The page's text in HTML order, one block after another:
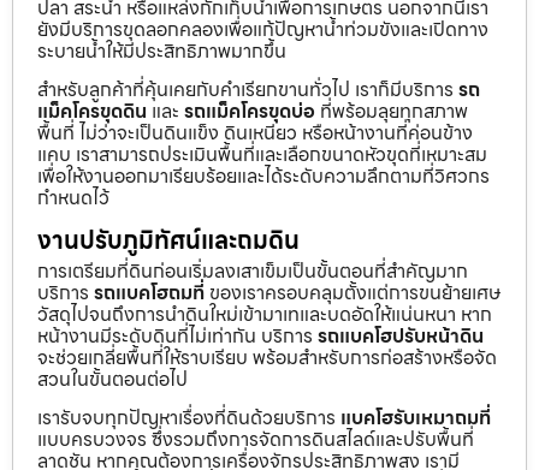
ปลา สระน้ำ หรือแหล่งกักเก็บน้ำเพื่อการเกษตร นอกจากนี้เรา
ยังมีบริการขุดลอกคลองเพื่อแก้ปัญหาน้ำท่วมขังและเปิดทาง
ระบายน้ำให้มีประสิทธิภาพมากขึ้น
สำหรับลูกค้าที่คุ้นเคยกับคำเรียกขานทั่วไป เราก็มีบริการ รถ
แม็คโครขุดดิน และ รถแม็คโครขุดบ่อ ที่พร้อมลุยทุกสภาพ
พื้นที่ ไม่ว่าจะเป็นดินแข็ง ดินเหนียว หรือหน้างานที่ค่อนข้าง
แคบ เราสามารถประเมินพื้นที่และเลือกขนาดหัวขุดที่เหมาะสม
เพื่อให้งานออกมาเรียบร้อยและได้ระดับความลึกตามที่วิศวกร
กำหนดไว้
งานปรับภูมิทัศน์และถมดิน
การเตรียมที่ดินก่อนเริ่มลงเสาเข็มเป็นขั้นตอนที่สำคัญมาก
บริการ รถแบคโฮถมที่ ของเราครอบคลุมตั้งแต่การขนย้ายเศษ
วัสดุไปจนถึงการนำดินใหม่เข้ามาเทและบดอัดให้แน่นหนา หาก
หน้างานมีระดับดินที่ไม่เท่ากัน บริการ รถแบคโฮปรับหน้าดิน
จะช่วยเกลี่ยพื้นที่ให้ราบเรียบ พร้อมสำหรับการก่อสร้างหรือจัด
สวนในขั้นตอนต่อไป
เรารับจบทุกปัญหาเรื่องที่ดินด้วยบริการ แบคโฮรับเหมาถมที่
แบบครบวงจร ซึ่งรวมถึงการจัดการดินสไลด์และปรับพื้นที่
ลาดชัน หากคุณต้องการเครื่องจักรประสิทธิภาพสูง เรามี